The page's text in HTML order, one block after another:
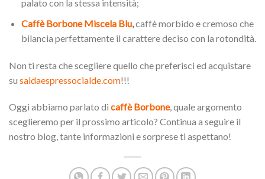
palato con la stessa intensità;
Caffè Borbone Miscela Blu,caffè morbido e cremoso che
bilancia perfettamente il carattere deciso con la rotondità.
Non ti resta che scegliere quello che preferisci ed acquistare
su saidaespressocialde.com!!!
Oggi abbiamo parlato di caffè Borbone, quale argomento
sceglieremo per il prossimo articolo? Continua a seguire il
nostro blog, tante informazioni e sorprese ti aspettano!